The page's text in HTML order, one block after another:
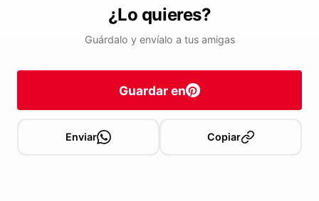
¿Lo quieres?
Guárdalo y envíalo a tus amigas
Guardar en
Enviar Copiar